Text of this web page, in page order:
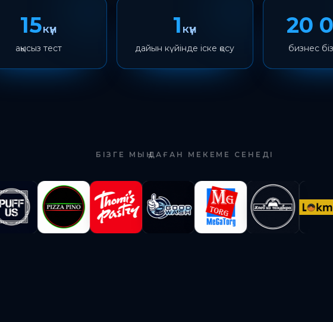
15күн
ақысыз тест
1 күн
дайын күйінде іске қосу
20
бизнес
БІЗГЕ МЫҢДАҒАН МЕКЕМЕ СЕНЕДІ